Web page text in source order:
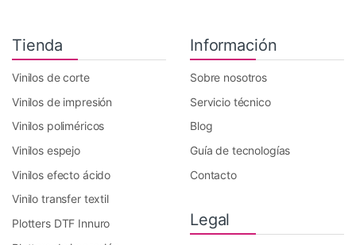
Tienda
Vinilos de corte
Vinilos de impresión
Vinilos poliméricos
Vinilos espejo
Vinilos efecto ácido
Vinilo transfer textil
Plotters DTF Innuro
Información
Sobre nosotros
Servicio técnico
Blog
Guía de tecnologías
Contacto
Legal